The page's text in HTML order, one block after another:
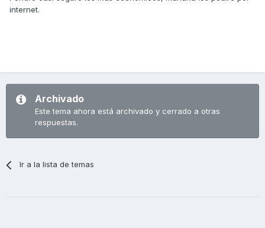
internet.
Archivado
Este tema ahora está archivado y cerrado a otras
respuestas.
Ir a la lista de temas